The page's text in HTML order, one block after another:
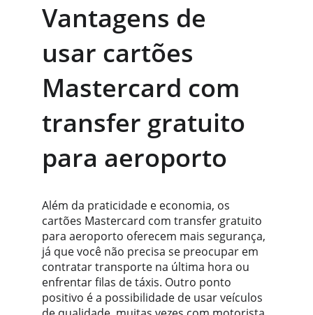
Vantagens de
usar cartões
Mastercard com
transfer gratuito
para aeroporto
Além da praticidade e economia, os
cartões Mastercard com transfer gratuito
para aeroporto oferecem mais segurança,
já que você não precisa se preocupar em
contratar transporte na última hora ou
enfrentar filas de táxis. Outro ponto
positivo é a possibilidade de usar veículos